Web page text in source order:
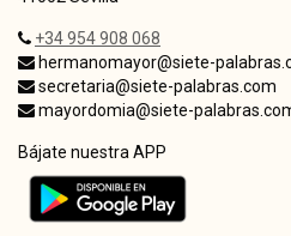
+34 954 908 068
hermanomayor@siete-
secretaria@siete-palabras.com
mayordomia@siete-
Bájate nuestra APP